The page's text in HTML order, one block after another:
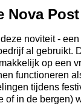
Nova
noviteit -
al gebruikt.
op een
functioneren
tijdens
in de bergen)